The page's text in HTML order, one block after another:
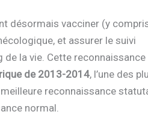
désormais vacciner (y
et assurer le suivi
la vie. Cette reconnaissance
de 2013-2014, l’une des
reconnaissance
normal.